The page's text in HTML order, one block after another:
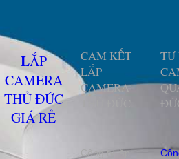
LẮP
CAMERA
THỦ ĐỨC
GIÁ RẺ
CAM KẾT
LẮP
CAMERA
Công ty lắp
TƯ